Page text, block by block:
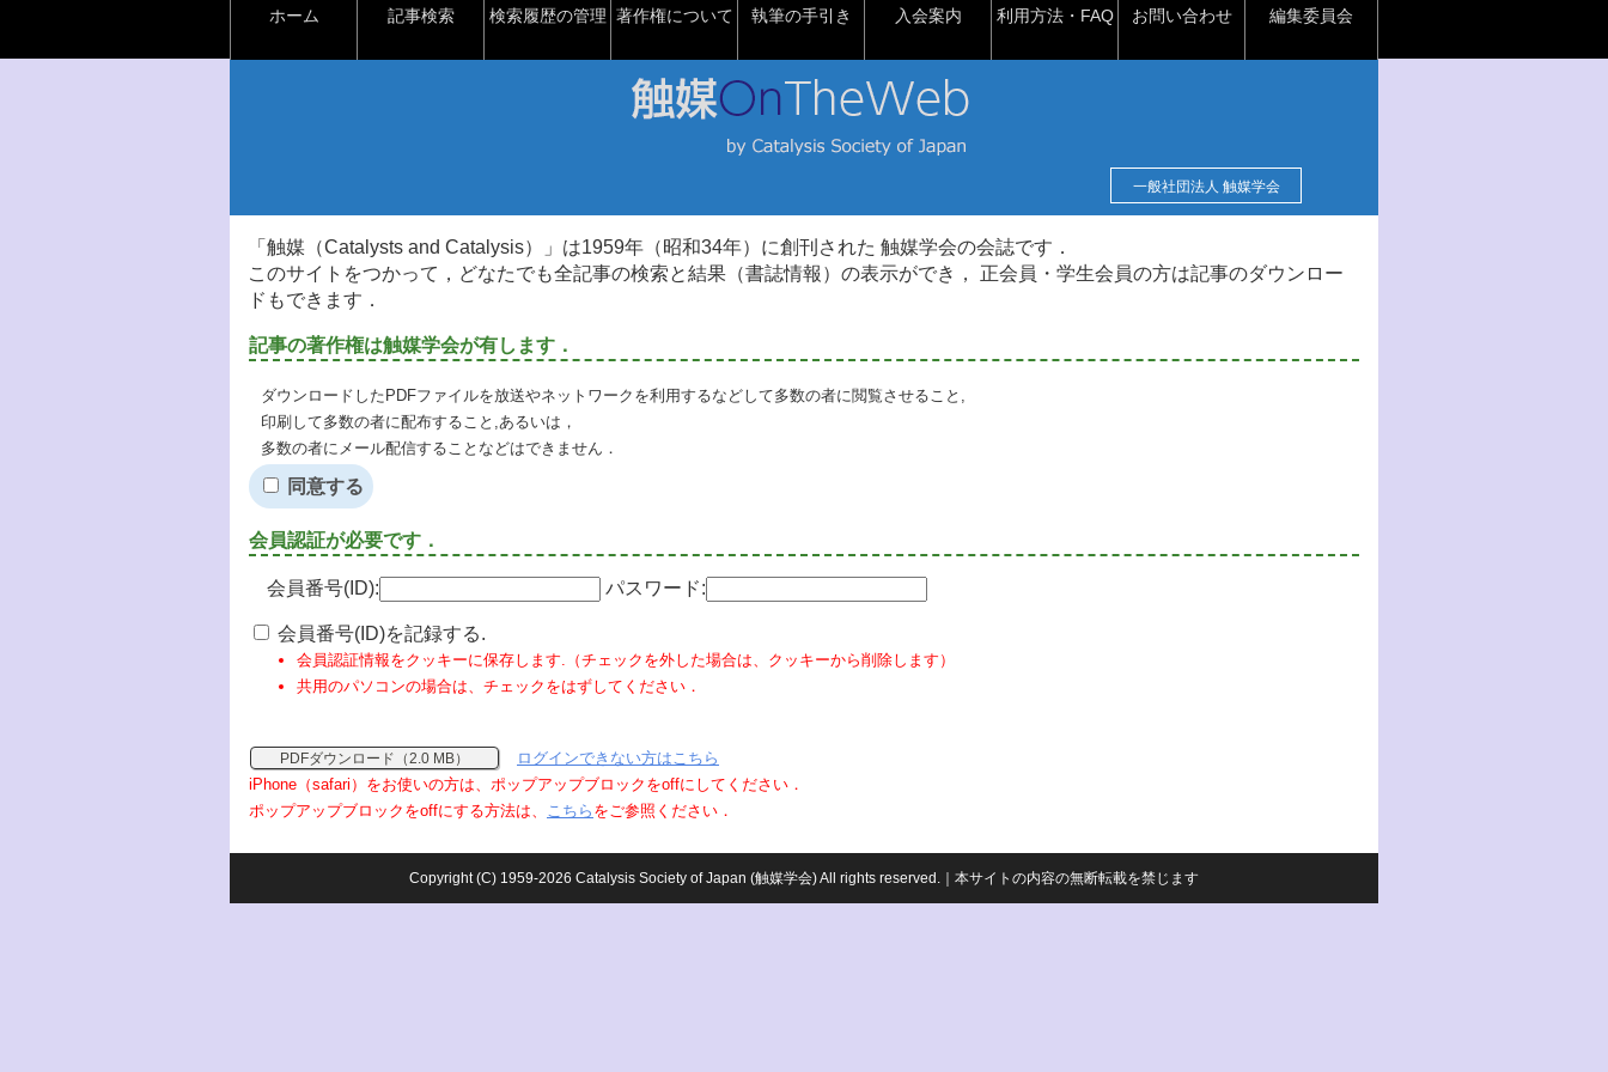
ホーム 記事検索 検索履歴の管理 著作権について 執筆の手引き 入会案内 利用方法・FAQ お問い合わせ 編集委員会
一般社団法人 触媒学会
「触媒（Catalysts and Catalysis）」は1959年（昭和34年）に創刊された 触媒学会の会誌です．
このサイトをつかって，どなたでも全記事の検索と結果（書誌情報）の表示ができ， 正会員・学生会員の方は記事のダウンロー
ドもできます．
記事の著作権は触媒学会が有します．
ダウンロードしたPDFファイルを放送やネットワークを利用するなどして多数の者に閲覧させること,
印刷して多数の者に配布すること,あるいは，
多数の者にメール配信することなどはできません．
同意する
会員認証が必要です．
会員番号(ID): パスワード:
会員番号(ID)を記録する.
会員認証情報をクッキーに保存します.（チェックを外した場合は、クッキーから削除します）
共用のパソコンの場合は、チェックをはずしてください．
PDFダウンロード（2.0 MB）
ログインできない方はこちら
iPhone（safari）をお使いの方は、ポップアップブロックをoffにしてください．
ポップアップブロックをoffにする方法は、 こちら をご参照ください．
Copyright (C) 1959-2026 Catalysis Society of Japan (触媒学会) All rights reserved.｜本サイトの内容の無断転載を禁じます